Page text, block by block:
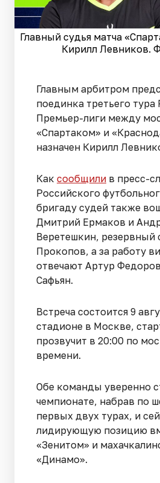
Главный судья матча
Кирилл Левников.
Главным арбитром
поединка третьего
Премьер-лиги между
«Спартаком» и
назначен Кирилл
Как сообщили в пресс-
Российского
бригаду судей также
Дмитрий Ермаков и
Веретешкин, резервный
Прокопов, а за работу
отвечают Артур
Сафьян.
Встреча состоится 9
стадионе в Москве,
прозвучит в 20:00 по
времени.
Обе команды уверенно
чемпионате, набрав по
первых двух турах, и
лидирующую позицию
«Зенитом» и
«Динамо».